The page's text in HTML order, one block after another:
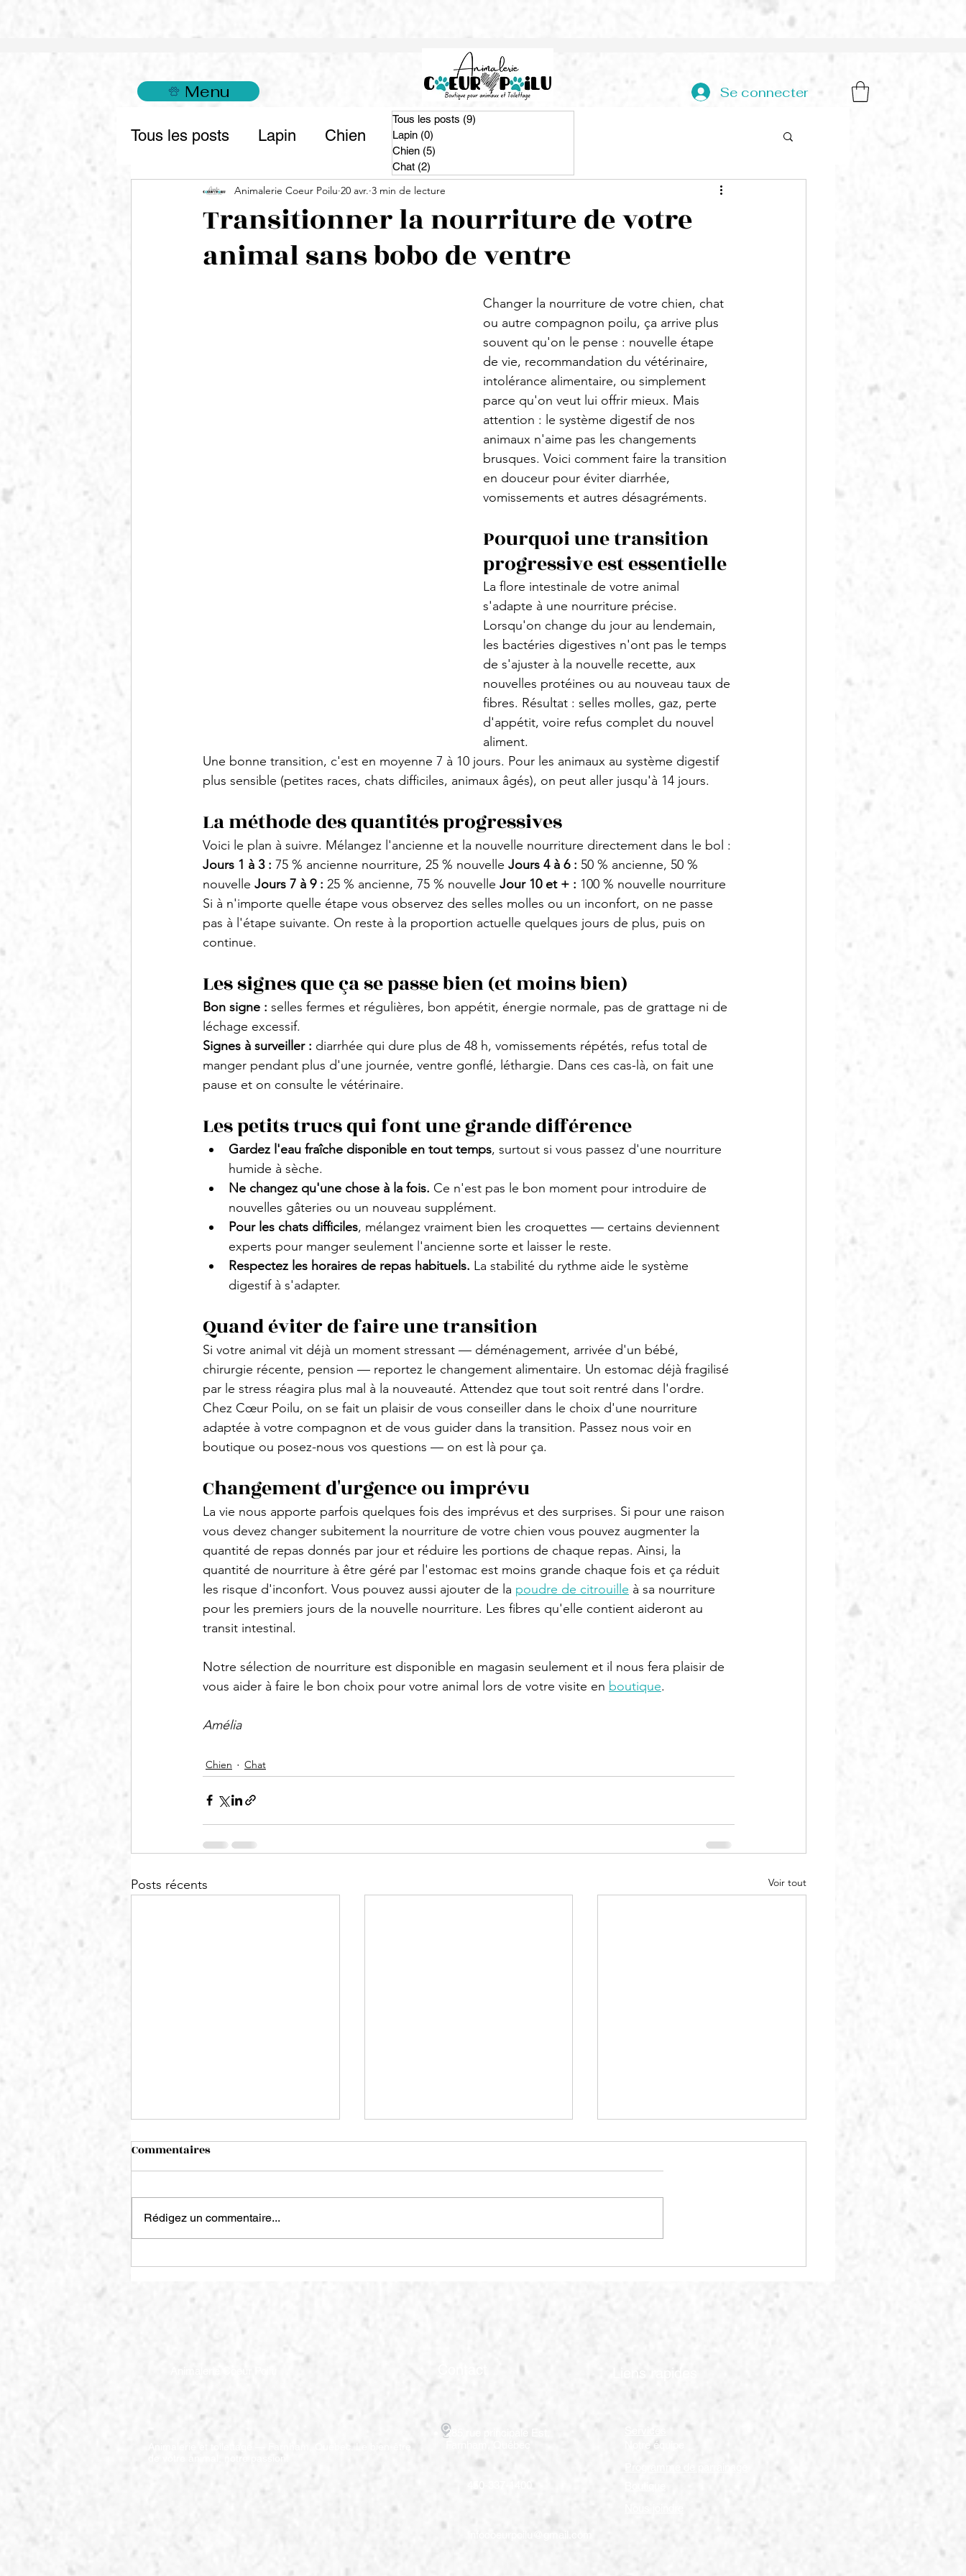
Menu Se connecter
Tous les posts Lapin Chien Chat
Transitionner la nourriture de votre
animal sans bobo de ventre
Animalerie Coeur Poilu 20 avr. 3 min de lecture
Changer la nourriture de votre chien, chat
ou autre compagnon poilu, ça arrive plus
souvent qu'on le pense : nouvelle étape
de vie, recommandation du vétérinaire,
intolérance alimentaire, ou simplement
parce qu'on veut lui offrir mieux. Mais
attention : le système digestif de nos
animaux n'aime pas les changements
brusques. Voici comment faire la transition
en douceur pour éviter diarrhée,
vomissements et autres désagréments.
Pourquoi une transition
progressive est essentielle
La flore intestinale de votre animal
s'adapte à une nourriture précise.
Lorsqu'on change du jour au lendemain,
les bactéries digestives n'ont pas le temps
de s'ajuster à la nouvelle recette, aux
nouvelles protéines ou au nouveau taux de
fibres. Résultat : selles molles, gaz, perte
d'appétit, voire refus complet du nouvel
aliment.
Une bonne transition, c'est en moyenne 7 à 10 jours. Pour les animaux au système digestif
plus sensible (petites races, chats difficiles, animaux âgés), on peut aller jusqu'à 14 jours.
La méthode des quantités progressives
Voici le plan à suivre. Mélangez l'ancienne et la nouvelle nourriture directement dans le bol :
Jours 1 à 3 : 75 % ancienne nourriture, 25 % nouvelle Jours 4 à 6 : 50 % ancienne, 50 %
nouvelle Jours 7 à 9 : 25 % ancienne, 75 % nouvelle Jour 10 et + : 100 % nouvelle nourriture
Si à n'importe quelle étape vous observez des selles molles ou un inconfort, on ne passe
pas à l'étape suivante. On reste à la proportion actuelle quelques jours de plus, puis on
continue.
Les signes que ça se passe bien (et moins bien)
Bon signe : selles fermes et régulières, bon appétit, énergie normale, pas de grattage ni de
léchage excessif.
Signes à surveiller : diarrhée qui dure plus de 48 h, vomissements répétés, refus total de
manger pendant plus d'une journée, ventre gonflé, léthargie. Dans ces cas-là, on fait une
pause et on consulte le vétérinaire.
Les petits trucs qui font une grande différence
Gardez l'eau fraîche disponible en tout temps, surtout si vous passez d'une nourriture
humide à sèche.
Ne changez qu'une chose à la fois. Ce n'est pas le bon moment pour introduire de
nouvelles gâteries ou un nouveau supplément.
Pour les chats difficiles, mélangez vraiment bien les croquettes — certains deviennent
experts pour manger seulement l'ancienne sorte et laisser le reste.
Respectez les horaires de repas habituels. La stabilité du rythme aide le système
digestif à s'adapter.
Quand éviter de faire une transition
Si votre animal vit déjà un moment stressant — déménagement, arrivée d'un bébé,
chirurgie récente, pension — reportez le changement alimentaire. Un estomac déjà fragilisé
par le stress réagira plus mal à la nouveauté. Attendez que tout soit rentré dans l'ordre.
Chez Cœur Poilu, on se fait un plaisir de vous conseiller dans le choix d'une nourriture
adaptée à votre compagnon et de vous guider dans la transition. Passez nous voir en
boutique ou posez-nous vos questions — on est là pour ça.
Changement d'urgence ou imprévu
La vie nous apporte parfois quelques fois des imprévus et des surprises. Si pour une raison
vous devez changer subitement la nourriture de votre chien vous pouvez augmenter la
quantité de repas donnés par jour et réduire les portions de chaque repas. Ainsi, la
quantité de nourriture à être géré par l'estomac est moins grande chaque fois et ça réduit
les risque d'inconfort. Vous pouvez aussi ajouter de la poudre de citrouille à sa nourriture
pour les premiers jours de la nouvelle nourriture. Les fibres qu'elle contient aideront au
transit intestinal.
Notre sélection de nourriture est disponible en magasin seulement et il nous fera plaisir de
vous aider à faire le bon choix pour votre animal lors de votre visite en boutique.
Amélia
Chien Chat
Posts récents Voir tout
Faire dépenser de l'énergie
Comment habituer votre
Trouvez l'os parfait pour
Commentaires
Rédigez un commentaire...
Tous les posts (9)
Lapin (0)
Chien (5)
Chat (2)
de votre animal, notre passion.
285 rue principale Est,
Liens rapides
Notre équipe